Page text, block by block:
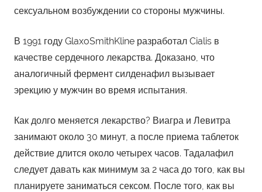
сексуальном возбуждении со стороны мужчины.
В 1991 году GlaxoSmithKline разработал Cialis в
качестве сердечного лекарства. Доказано, что
аналогичный фермент силденафил вызывает
эрекцию у мужчин во время испытания.
Как долго меняется лекарство? Виагра и Левитра
занимают около 30 минут, а после приема таблеток
действие длится около четырех часов. Тадалафил
следует давать как минимум за 2 часа до того, как вы
планируете заниматься сексом. После того, как вы